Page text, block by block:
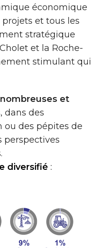
économique
projets et tous les
stratégique
et la Roche-
stimulant qui
et
dans des
ou des pépites de
perspectives
diversifié :